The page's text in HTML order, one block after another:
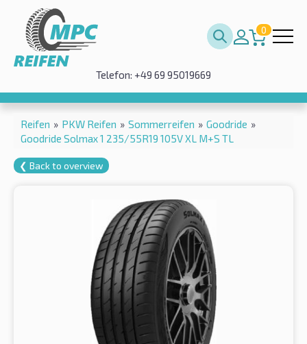
0
Telefon: +49 69 95019669
Reifen » PKW Reifen » Sommerreifen » Goodride »
Goodride Solmax 1 235/55R19 105V XL M+S TL
❮ Back to overview